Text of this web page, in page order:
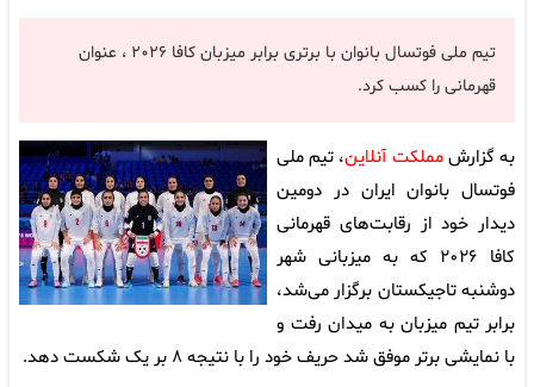
تیم ملی فوتسال بانوان با برتری برابر میزبان کافا ۲۰۲۶ ، عنوان
قهرمانی را کسب کرد.
به گزارشمملکت آنلاین، تیم ملی
فوتسال بانوان ایران در دومین
دیدار خود از رقابت‌های قهرمانی
کافا ۲۰۲۶ که به میزبانی شهر
دوشنبه تاجیکستان برگزار می‌شد،
برابر تیم میزبان به میدان رفت و
با نمایشی برتر موفق شد حریف خود را با نتیجه ۸ بر یک شکست دهد.